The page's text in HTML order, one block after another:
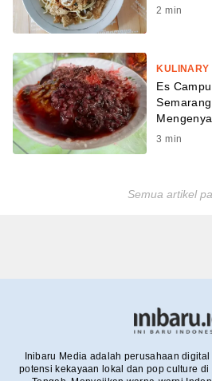
2 min
KULINARY
Es
3 min
Semua artikel
Inibaru Media adalah perusahaan
potensi kekayaan lokal dan pop culture